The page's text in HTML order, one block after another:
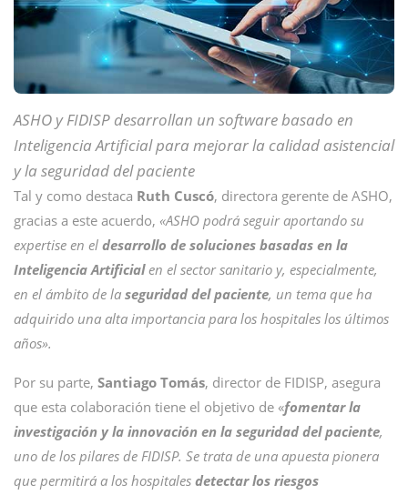
ASHO y FIDISP desarrollan un software basado en
Inteligencia Artificial para mejorar la calidad asistencial
y la seguridad del paciente
Tal y como destaca Ruth Cuscó, directora gerente de ASHO,
gracias a este acuerdo, «ASHO podrá seguir aportando su
expertise en el desarrollo de soluciones basadas en la
Inteligencia Artificialen el sector sanitario y, especialmente,
en el ámbito de la seguridad del paciente, un tema que ha
adquirido una alta importancia para los hospitales los últimos
años».
Por su parte, Santiago Tomás, director de FIDISP, asegura
que esta colaboración tiene el objetivo de «fomentar la
investigación y la innovación en la seguridad del paciente,
uno de los pilares de FIDISP. Se trata de una apuesta pionera
que permitirá a los hospitales detectar los riesgos